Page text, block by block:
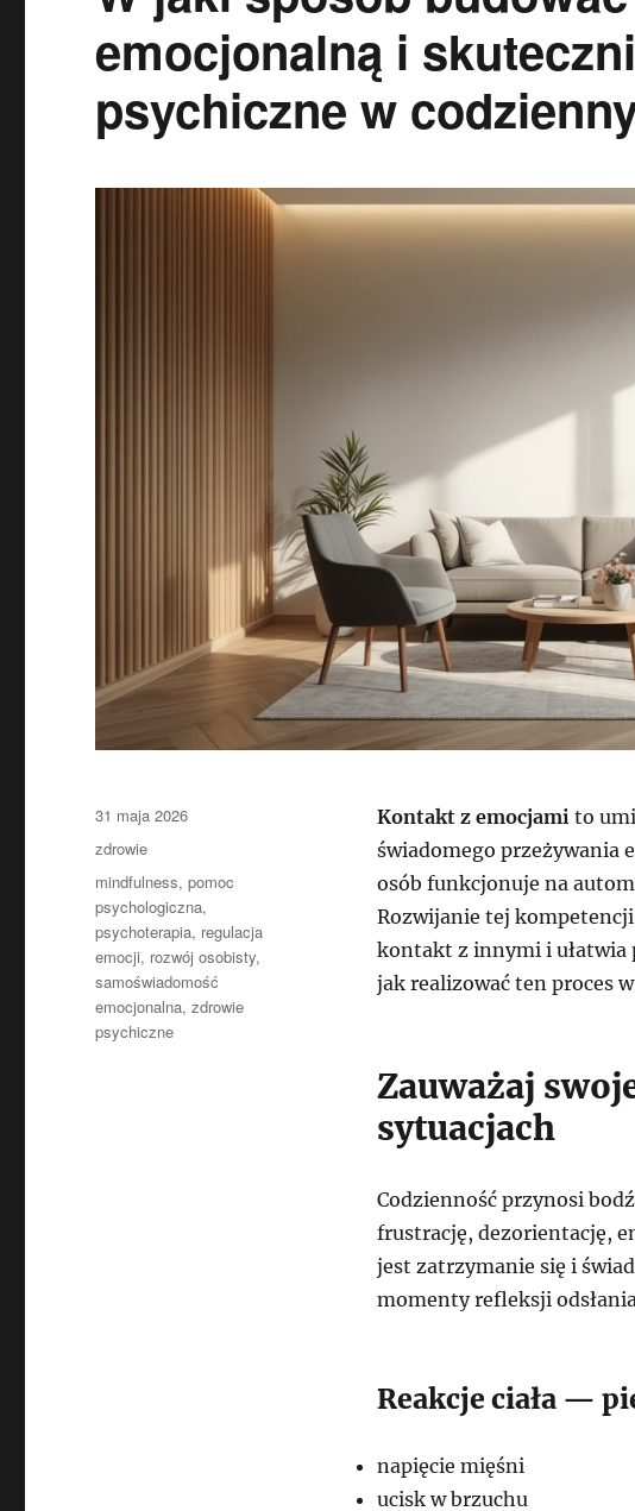
emocjonalną i
psychiczne w
Kontakt z emocjamito
świadomego przeżywania
osób funkcjonuje na
Rozwijanie tej
kontakt z innymi i ułatwia
jak realizować ten proces
Zauważaj
sytuacjach
Codzienność przynosi
frustrację, dezorientację,
jest zatrzymanie się i
momenty refleksji
Reakcje ciała —
napięcie mięśni
ucisk w brzuchu
Data
publikacji
31 maja 2026
Kategorie
zdrowie
Tagi
mindfulness,pomoc
psychologiczna,
psychoterapia, regulacja
emocji, rozwój osobisty,
samoświadomość
emocjonalna,zdrowie
psychiczne